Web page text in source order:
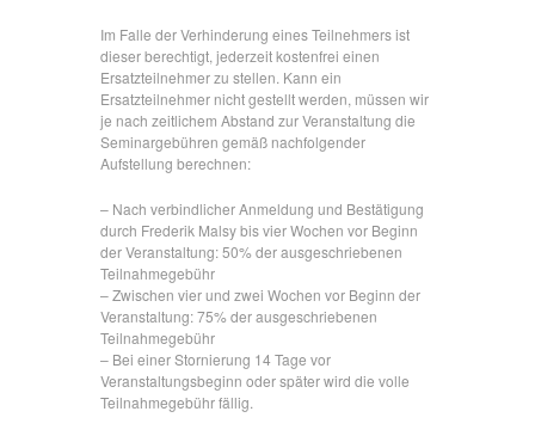
Im Falle der Verhinderung eines Teilnehmers ist
dieser berechtigt, jederzeit kostenfrei einen
Ersatzteilnehmer zu stellen. Kann ein
Ersatzteilnehmer nicht gestellt werden, müssen wir
je nach zeitlichem Abstand zur Veranstaltung die
Seminargebühren gemäß nachfolgender
Aufstellung berechnen:
– Nach verbindlicher Anmeldung und Bestätigung
durch Frederik Malsy bis vier Wochen vor Beginn
der Veranstaltung: 50% der ausgeschriebenen
Teilnahmegebühr
– Zwischen vier und zwei Wochen vor Beginn der
Veranstaltung: 75% der ausgeschriebenen
Teilnahmegebühr
– Bei einer Stornierung 14 Tage vor
Veranstaltungsbeginn oder später wird die volle
Teilnahmegebühr fällig.